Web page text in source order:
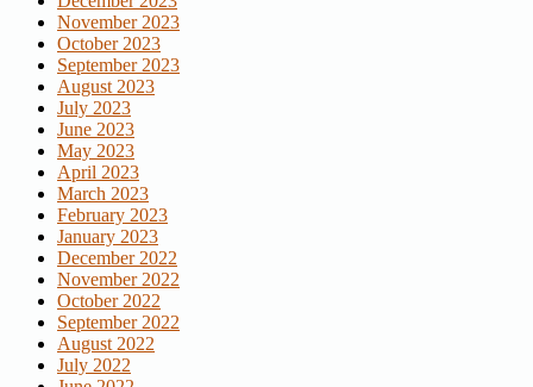
November 2023
October 2023
September 2023
August 2023
July 2023
June 2023
May 2023
April 2023
March 2023
February 2023
January 2023
December 2022
November 2022
October 2022
September 2022
August 2022
July 2022